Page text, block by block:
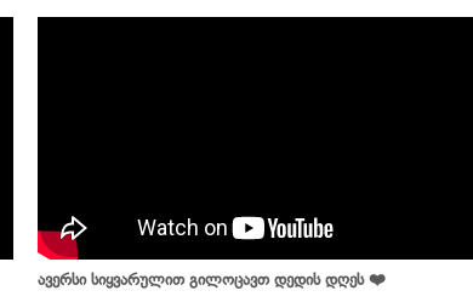
ავერსი სიყვარულით გილოცავთ დედის დღეს ❤️